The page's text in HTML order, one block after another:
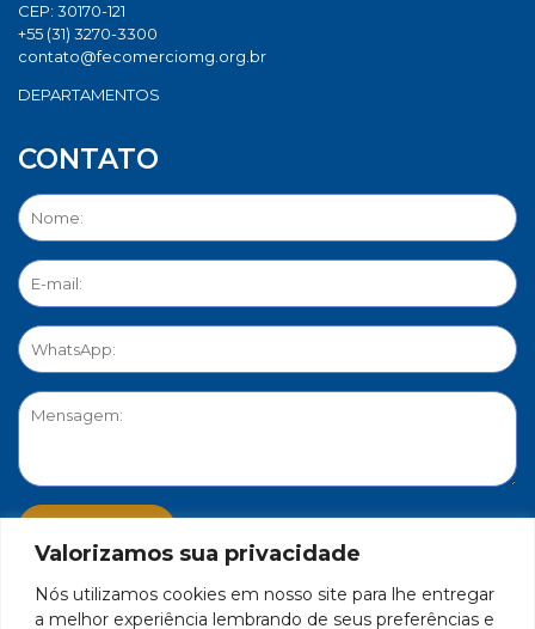
Valorizamos sua privacidade
Nós utilizamos cookies em nosso site para lhe entregar
a melhor experiência lembrando de seus preferências e
CEP: 30170-121
+55 (31) 3270-3300
contato@fecomerciomg.org.br
DEPARTAMENTOS
CONTATO
PORTAL DE PRIVACIDADE